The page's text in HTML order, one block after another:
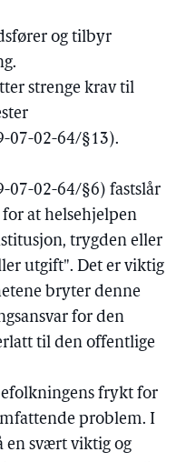
og tilbyr
strenge krav til
07-02-64/§13).
02-64/§6) fastslår
for at helsehjelpen
trygden eller
utgift". Det er viktig
bryter denne
for den
til den offentlige
frykt for
problem. I
en svært viktig og